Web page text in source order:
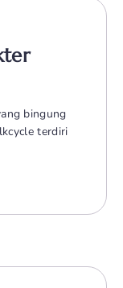
bingung
terdiri